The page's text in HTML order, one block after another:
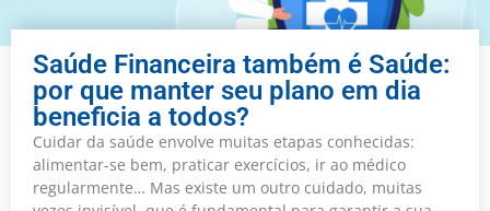
Saúde Financeira também é Saúde:
por que manter seu plano em dia
beneficia a todos?
Cuidar da saúde envolve muitas etapas conhecidas:
alimentar-se bem, praticar exercícios, ir ao médico
regularmente… Mas existe um outro cuidado, muitas